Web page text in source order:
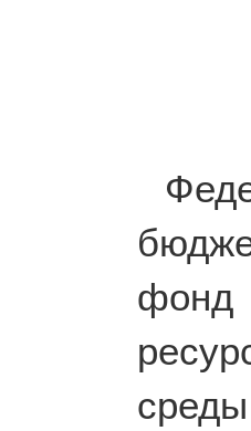
фонд